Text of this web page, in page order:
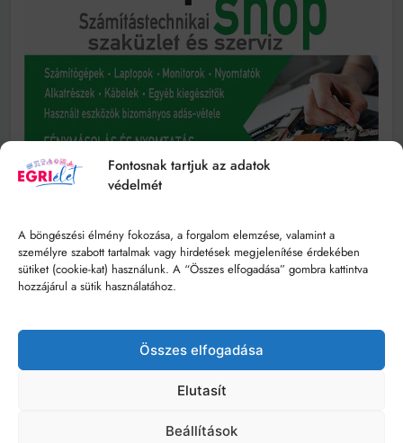
Fontosnak tartjuk az adatok
védelmét
A böngészési élmény fokozása, a forgalom elemzése, valamint a
személyre szabott tartalmak vagy hirdetések megjelenítése érdekében
sütiket (cookie-kat) használunk. A “Összes elfogadása” gombra kattintva
hozzájárul a sütik használatához.
Összes elfogadása
Elutasít
Beállítások